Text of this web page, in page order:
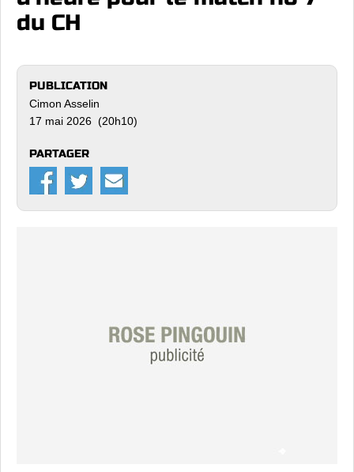
du CH
PUBLICATION
Cimon Asselin
17 mai 2026 (20h10)
PARTAGER